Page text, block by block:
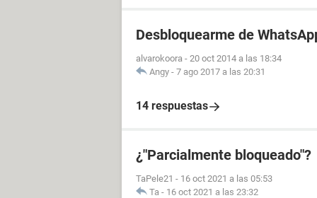
Desbloquearme de
alvarokoora - 20 oct 2014 a las 18:34
Angy - 7 ago 2017 a las 20:31
14 respuestas
¿"Parcialmente bloqueado"?
TaPele21 - 16 oct 2021 a las 05:53
Ta - 16 oct 2021 a las 23:32